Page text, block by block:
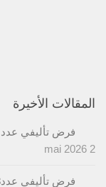
المقالات الأخيرة
فرض تأليفي عدد 3 في مادة الرياضيات السنة التاسعة
2 mai 2026
فرض تأليفي عدد3 مادة التاريخ السنة التاسعة